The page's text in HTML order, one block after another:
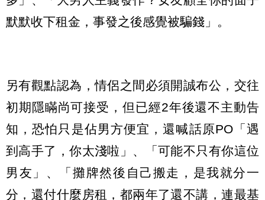
默默收下租金，事發之後感覺被騙錢」。
另有觀點認為，情侶之間必須開誠布公，交往
初期隱瞞尚可接受，但已經2年後還不主動告
知，恐怕只是佔男方便宜，還喊話原PO「遇
到高手了，你太淺啦」、「可能不只有你這位
男友」、「攤牌然後自己搬走，是我就分一
分，還付什麼房租，都兩年了還不講，連最基